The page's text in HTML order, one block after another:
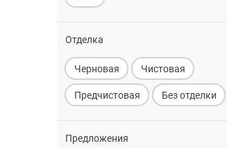
Отделка
Черновая Чистовая
Предчистовая Без отделки
Предложения